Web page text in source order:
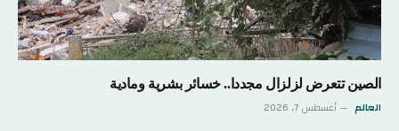
الصين تتعرض لزلزال مجددا.. خسائر بشرية ومادية
العالم أغسطس 7, 2026